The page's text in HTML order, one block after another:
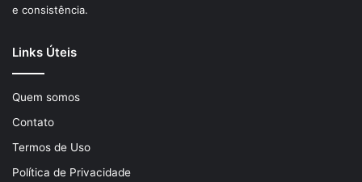
e consistência.
Links Úteis
Quem somos
Contato
Termos de Uso
Política de Privacidade